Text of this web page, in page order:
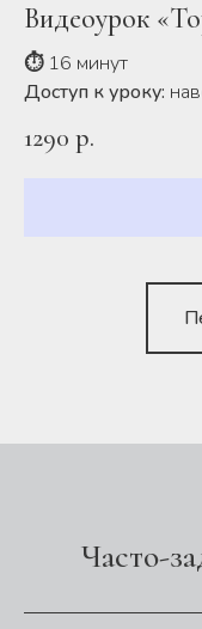
Видеоурок
⏱16 минут
Доступ к уроку:
1290 р.
Часто-